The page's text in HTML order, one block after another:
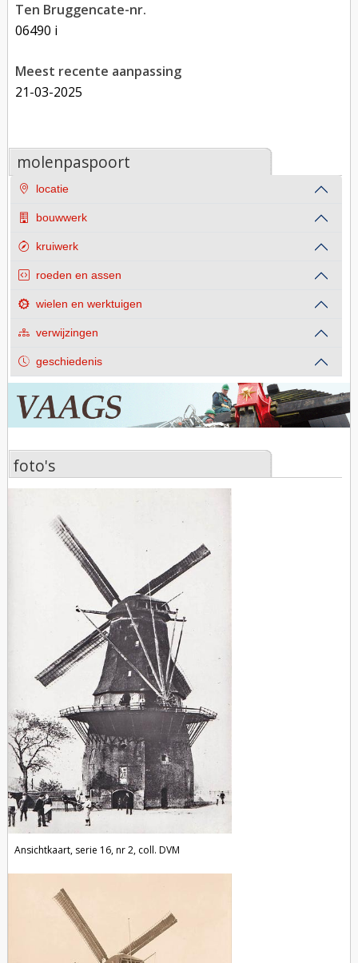
Ten Bruggencate-nr.
06490 i
Meest recente aanpassing
21-03-2025
molenpaspoort
locatie
bouwwerk
kruiwerk
roeden en assen
wielen en werktuigen
verwijzingen
geschiedenis
foto's
Ansichtkaart, serie 16, nr 2, coll. DVM